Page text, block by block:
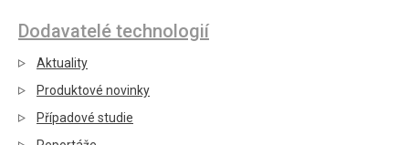
Dodavatelé technologií
Aktuality
Produktové novinky
Případové studie